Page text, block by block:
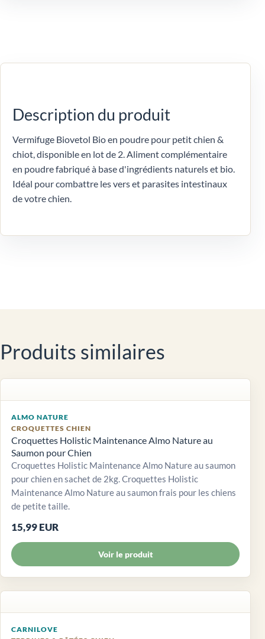
Description du produit
Vermifuge Biovetol Bio en poudre pour petit chien &
chiot, disponible en lot de 2. Aliment complémentaire
en poudre fabriqué à base d'ingrédients naturels et bio.
Idéal pour combattre les vers et parasites intestinaux
de votre chien.
Produits similaires
ALMO NATURE
CROQUETTES CHIEN
Croquettes Holistic Maintenance Almo Nature au
Saumon pour Chien
Croquettes Holistic Maintenance Almo Nature au saumon
pour chien en sachet de 2kg. Croquettes Holistic
Maintenance Almo Nature au saumon frais pour les chiens
de petite taille.
15,99 EUR
Voir le produit
CARNILOVE